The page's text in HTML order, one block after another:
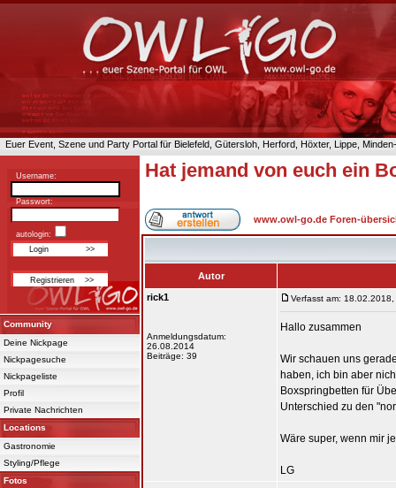
Euer Event, Szene und Party Portal für Bielefeld, Gütersloh, Herford, Höxter, Lippe,
Username:
Passwort:
autologin:
Community
Deine Nickpage
Nickpagesuche
Nickpageliste
Profil
Private Nachrichten
Locations
Gastronomie
Styling/Pflege
Fotos
Hat jemand von euch ein
www.owl-go.de Foren-
Autor
rick1
Anmeldungsdatum:
26.08.2014
Beiträge: 39
Verfasst am:
Hallo zusammen
Wir schauen uns
haben, ich bin aber
Boxspringbetten für
Unterschied zu den
Wäre super, wenn mir
LG